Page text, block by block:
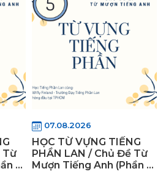
Từ
4)
07.08.2026
HỌC TỪ VỰNG TIẾNG
PHẦN LAN / Chủ Đề Từ
Mượn Tiếng Anh (Phần 5)